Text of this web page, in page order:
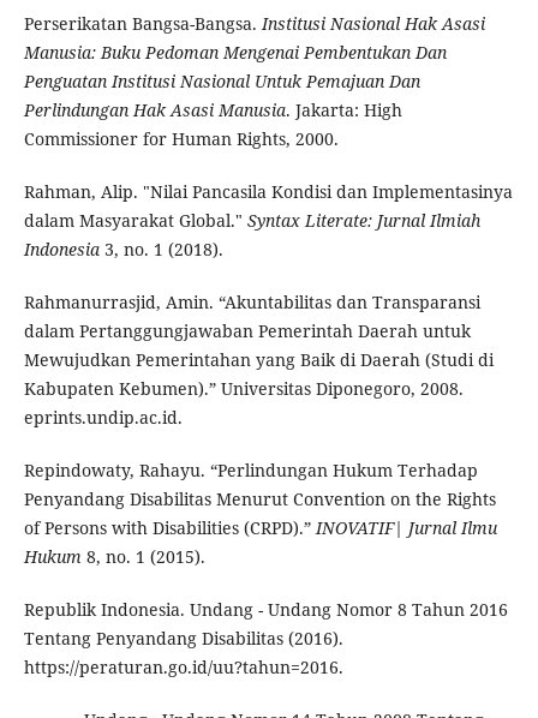
Perserikatan Bangsa-Bangsa.Institusi Nasional Hak Asasi
Manusia: Buku Pedoman Mengenai Pembentukan Dan
Penguatan Institusi Nasional Untuk Pemajuan Dan
Perlindungan Hak Asasi Manusia. Jakarta: High
Commissioner for Human Rights, 2000.
Rahman, Alip. "Nilai Pancasila Kondisi dan Implementasinya
dalam Masyarakat Global." Syntax Literate: Jurnal Ilmiah
Indonesia3, no. 1 (2018).
Rahmanurrasjid, Amin. “Akuntabilitas dan Transparansi
dalam Pertanggungjawaban Pemerintah Daerah untuk
Mewujudkan Pemerintahan yang Baik di Daerah (Studi di
Kabupaten Kebumen).” Universitas Diponegoro, 2008.
eprints.undip.ac.id.
Repindowaty, Rahayu. “Perlindungan Hukum Terhadap
Penyandang Disabilitas Menurut Convention on the Rights
of Persons with Disabilities (CRPD).”INOVATIF| Jurnal Ilmu
Hukum 8, no. 1 (2015).
Republik Indonesia. Undang - Undang Nomor 8 Tahun 2016
Tentang Penyandang Disabilitas (2016).
https://peraturan.go.id/uu?tahun=2016.